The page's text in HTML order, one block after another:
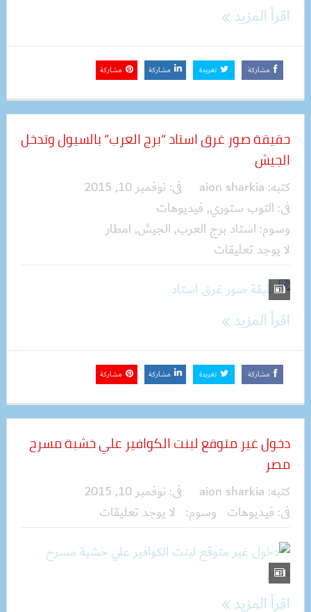
اقرأ المزيد
مشاركة تغريدة مشاركة مشاركة
حقيقة صور غرق استاد “برج العرب” بالسيول وتدخل
الجيش
كتبه: aion sharkia فى: نوفمبر 10, 2015
فى: التوب ستوري, فيديوهات
وسوم: استاد برج العرب, الجيش, امطار
لا يوجد تعليقات
اقرأ المزيد
مشاركة تغريدة مشاركة مشاركة
دخول غير متوقع لبنت الكوافير علي خشبة مسرح
مصر
كتبه: aion sharkia فى: نوفمبر 10, 2015
فى: فيديوهات وسوم: لا يوجد تعليقات
اقرأ المزيد